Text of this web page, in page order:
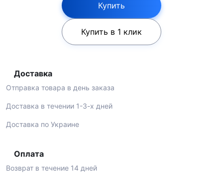
Купить
Купить в 1 клик
Доставка
Отправка товара в день заказа
Доставка в течении 1-3-х дней
Доставка по Украине
Оплата
Возврат в течение 14 дней